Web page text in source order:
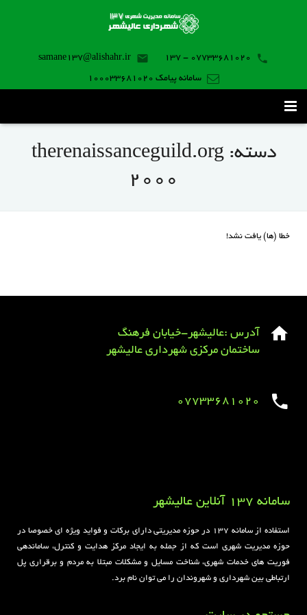
07733681020 - 137
samane137@alishahr.ir
سامانه پیامک 100033681020
برنامه موبایل
دسته:therenaissanceguild.org
2000
خطا (ها) یافت نشد!
آدرس :عالیشهر-خیابان فرهنگ
ساختمان مرکزی شهرداری عالیشهر
07733681020
سامانه 137 آنلاین عالیشهر
استفاده از سامانه ۱۳۷ در حوزه مدیریتی دارای برکات و فواید ویژه ای خصوصا در
حوزه مدیریت شهری است که از جمله به ایجاد مرکز هدایت و کنترل، ساماندهی
فوریت های خدمات شهری، شناخت مسایل و مشکلات مبتلا به مردم و برقراری پل
ارتباطی بین شهرداری و شهروندان را می توان نام برد.